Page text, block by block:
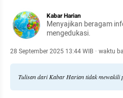
Kabar Harian
Menyajikan beragam
mengedukasi.
28 September 2025 13:44 WIB · waktu
Tulisan dari Kabar Harian tidak mewakili